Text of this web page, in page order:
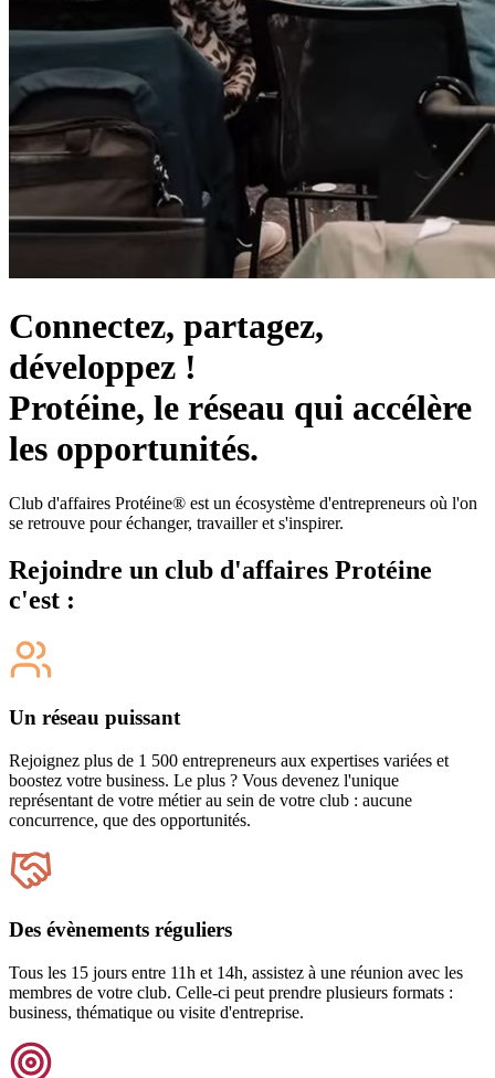
Connectez, partagez,
développez !
Protéine, le réseau qui accélère
les opportunités.
Club d'affaires Protéine® est un écosystème d'entrepreneurs où l'on
se retrouve pour échanger, travailler et s'inspirer.
Rejoindre un club d'affaires Protéine
c'est :
Un réseau puissant
Rejoignez plus de 1 500 entrepreneurs aux expertises variées et
boostez votre business. Le plus ? Vous devenez l'unique
représentant de votre métier au sein de votre club : aucune
concurrence, que des opportunités.
Des évènements réguliers
Tous les 15 jours entre 11h et 14h, assistez à une réunion avec les
membres de votre club. Celle-ci peut prendre plusieurs formats :
business, thématique ou visite d'entreprise.